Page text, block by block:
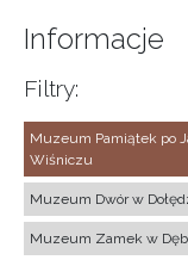
Informacje
Filtry:
Muzeum Pamiątek po
Wiśniczu
Muzeum Dwór w
Muzeum Zamek w